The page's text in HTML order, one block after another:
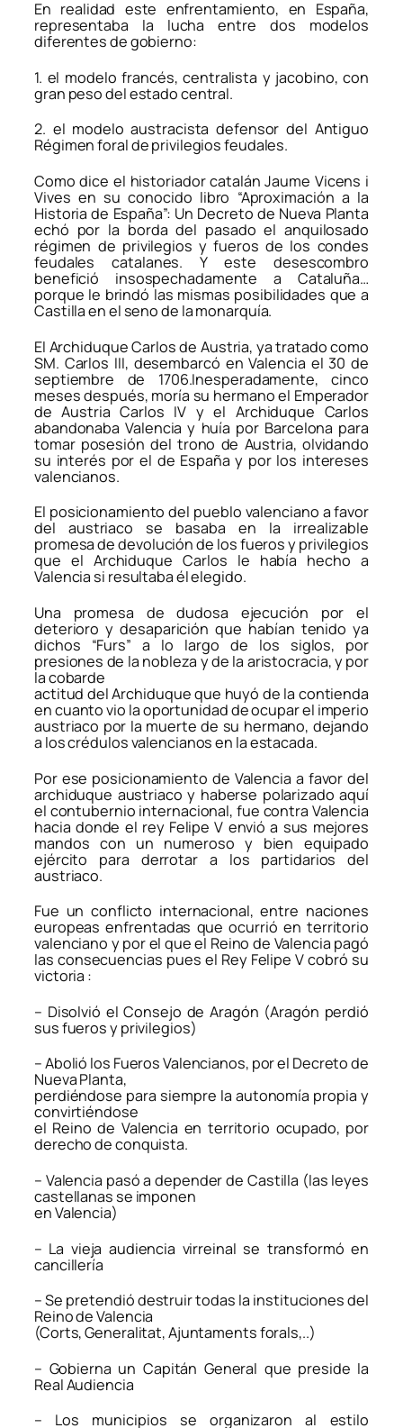
En realidad este enfrentamiento, en España,
representaba la lucha entre dos modelos
diferentes de gobierno:
1. el modelo francés, centralista y jacobino, con
gran peso del estado central.
2. el modelo austracista defensor del Antiguo
Régimen foral de privilegios feudales.
Como dice el historiador catalán Jaume Vicens i
Vives en su conocido libro “Aproximación a la
Historia de España”: Un Decreto de Nueva Planta
echó por la borda del pasado el anquilosado
régimen de privilegios y fueros de los condes
feudales catalanes. Y este desescombro
benefició insospechadamente a Cataluña…
porque le brindó las mismas posibilidades que a
Castilla en el seno de la monarquía.
El Archiduque Carlos de Austria, ya tratado como
SM. Carlos III, desembarcó en Valencia el 30 de
septiembre de 1706.Inesperadamente, cinco
meses después, moría su hermano el Emperador
de Austria Carlos IV y el Archiduque Carlos
abandonaba Valencia y huía por Barcelona para
tomar posesión del trono de Austria, olvidando
su interés por el de España y por los intereses
valencianos.
El posicionamiento del pueblo valenciano a favor
del austriaco se basaba en la irrealizable
promesa de devolución de los fueros y privilegios
que el Archiduque Carlos le había hecho a
Valencia si resultaba él elegido.
Una promesa de dudosa ejecución por el
deterioro y desaparición que habían tenido ya
dichos “Furs” a lo largo de los siglos, por
presiones de la nobleza y de la aristocracia, y por
la cobarde
actitud del Archiduque que huyó de la contienda
en cuanto vio la oportunidad de ocupar el imperio
austriaco por la muerte de su hermano, dejando
a los crédulos valencianos en la estacada.
Por ese posicionamiento de Valencia a favor del
archiduque austriaco y haberse polarizado aquí
el contubernio internacional, fue contra Valencia
hacia donde el rey Felipe V envió a sus mejores
mandos con un numeroso y bien equipado
ejército para derrotar a los partidarios del
austriaco.
Fue un conflicto internacional, entre naciones
europeas enfrentadas que ocurrió en territorio
valenciano y por el que el Reino de Valencia pagó
las consecuencias pues el Rey Felipe V cobró su
victoria :
– Disolvió el Consejo de Aragón (Aragón perdió
sus fueros y privilegios)
– Abolió los Fueros Valencianos, por el Decreto de
Nueva Planta,
perdiéndose para siempre la autonomía propia y
convirtiéndose
el Reino de Valencia en territorio ocupado, por
derecho de conquista.
– Valencia pasó a depender de Castilla (las leyes
castellanas se imponen
en Valencia)
– La vieja audiencia virreinal se transformó en
cancillería
– Se pretendió destruir todas la instituciones del
Reino de Valencia
(Corts, Generalitat, Ajuntaments forals,..)
– Gobierna un Capitán General que preside la
Real Audiencia
– Los municipios se organizaron al estilo